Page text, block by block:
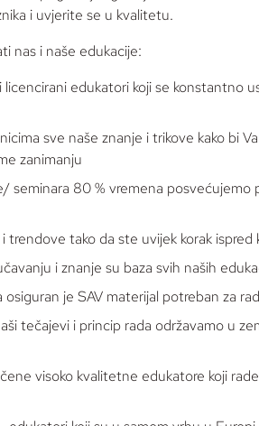
i uvjerite se u kvalitetu.
nas i naše edukacije:
edukatori koji se konstantno
sve naše znanje i trikove kako bi
zanimanju
seminara 80 % vremena posvećujemo
trendove tako da ste uvijek korak ispred
i znanje su baza svih naših
osiguran je SAV materijal potreban za
tečajevi i princip rada održavamo u
visoko kvalitetne edukatore koji